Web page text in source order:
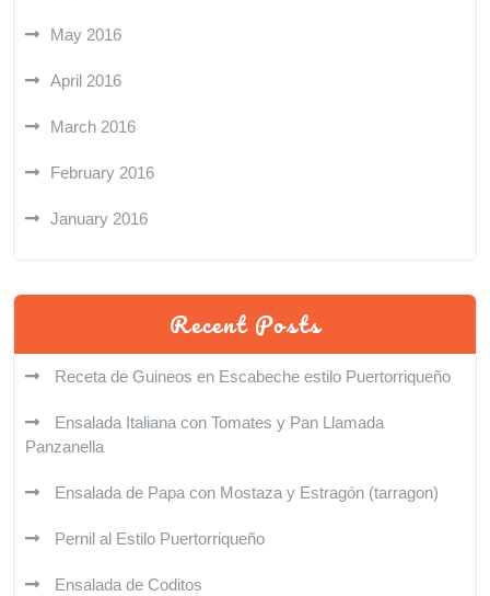
May 2016
April 2016
March 2016
February 2016
January 2016
Recent Posts
Receta de Guineos en Escabeche estilo Puertorriqueño
Ensalada Italiana con Tomates y Pan Llamada
Panzanella
Ensalada de Papa con Mostaza y Estragón (tarragon)
Pernil al Estilo Puertorriqueño
Ensalada de Coditos